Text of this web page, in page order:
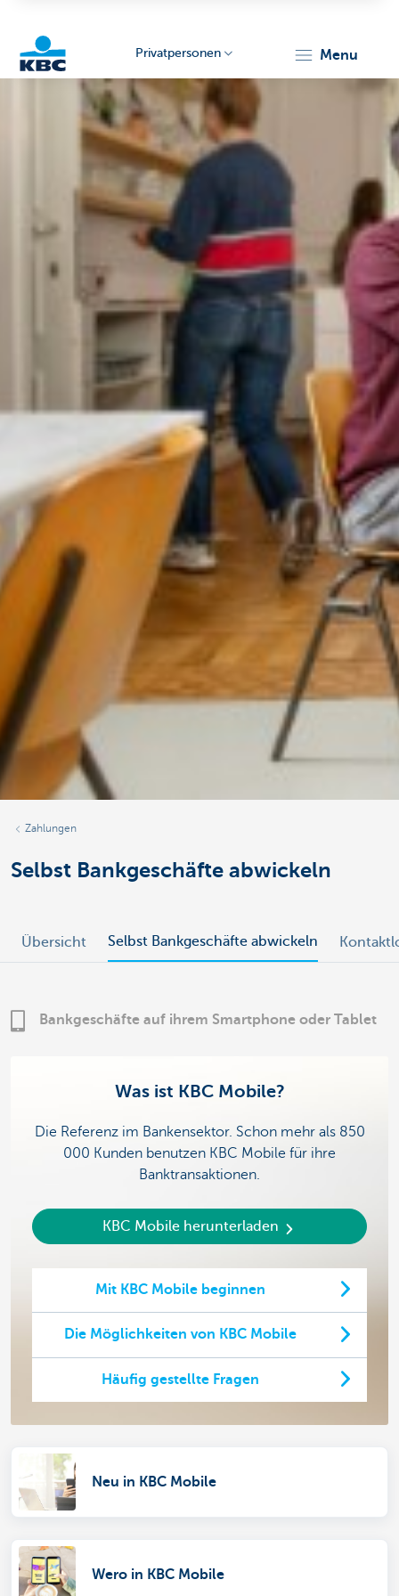
Privatpersonen menu
Zahlungen
Selbst Bankgeschäfte abwickeln
Übersicht Selbst Bankgeschäfte abwickeln
Bankgeschäfte auf ihrem Smartphone oder Tablet
Was ist KBC Mobile?
Die Referenz im Bankensektor. Schon mehr als 850
000 Kunden benutzen KBC Mobile für ihre
Banktransaktionen.
KBC Mobile herunterladen
Mit KBC Mobile beginnen
Die Möglichkeiten von KBC Mobile
Häufig gestellte Fragen
Neu in KBC Mobile
Wero in KBC Mobile